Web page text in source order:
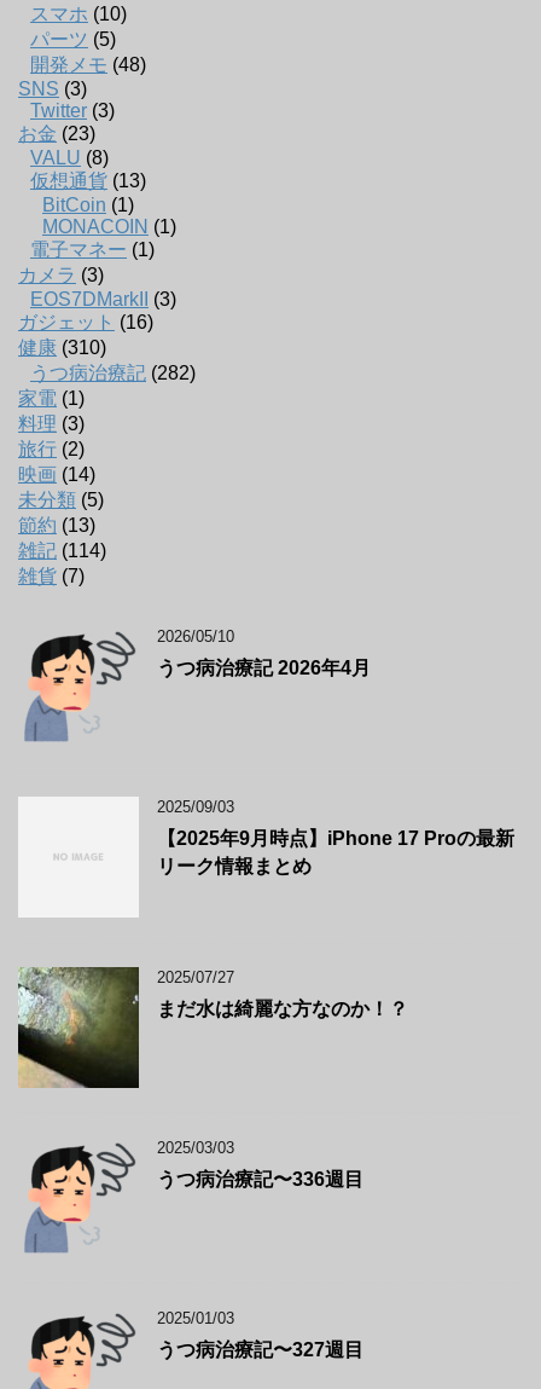
スマホ (10)
パーツ (5)
開発メモ (48)
SNS (3)
Twitter (3)
お金 (23)
VALU (8)
仮想通貨 (13)
BitCoin (1)
MONACOIN (1)
電子マネー (1)
カメラ (3)
EOS7DMarkII
(3)
ガジェット (16)
健康 (310)
うつ病治療記 (282)
家電 (1)
料理 (3)
旅行 (2)
映画 (14)
未分類 (5)
節約 (13)
雑記 (114)
雑貨 (7)
2026/05/10
うつ病治療記 2026年4月
2025/09/03
【2025年9月時点】iPhone 17 Proの最新
リーク情報まとめ
2025/07/27
まだ水は綺麗な方なのか！？
2025/03/03
うつ病治療記〜336週目
2025/01/03
うつ病治療記〜327週目